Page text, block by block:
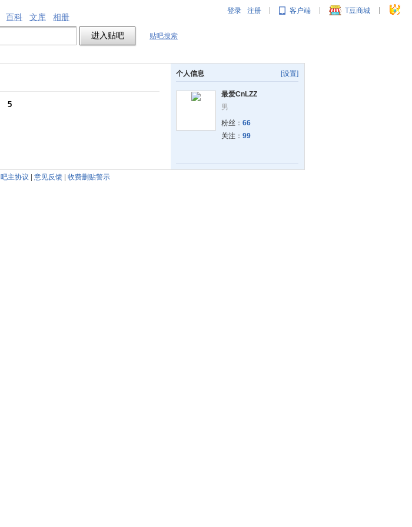
登录 注册 | 客户端 | T豆商城 |
百科 文库 相册
贴吧搜索
5
[设置]
个人信息
最爱CnLZZ
男
粉丝： 66
关注： 99
吧主协议 | 意见反馈 | 收费删贴警示